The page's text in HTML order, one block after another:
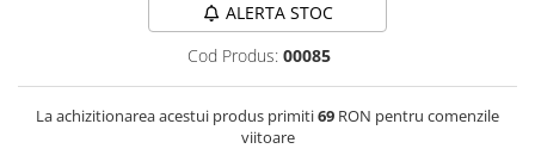
ALERTA STOC
Cod Produs: 00085
La achizitionarea acestui produs primiti69 RON pentru comenzile
viitoare